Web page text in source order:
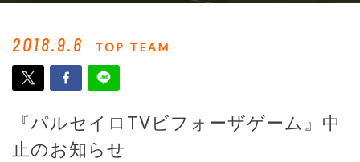
2018.9.6 TOP TEAM
『パルセイロTVビフォーザゲーム』中
止のお知らせ